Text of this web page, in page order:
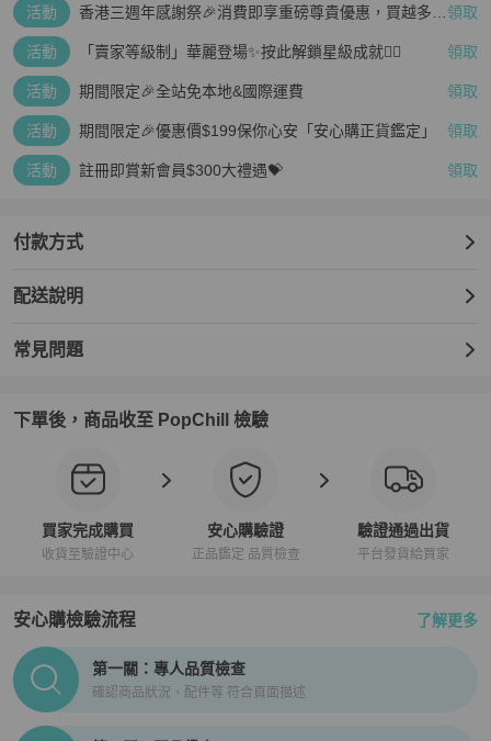
活動
香港三週年感謝祭🎉消費即享重磅尊貴優惠，買越多、 領取
活動 「賣家等級制」華麗登場✨按此解鎖星級成就👆🏻 領取
活動 期間限定🎉全站免本地&國際運費 領取
活動 期間限定🎉優惠價$199保你心安「安心購正貨鑑定」 領取
活動 註冊即賞新會員$300大禮遇💝 領取
付款方式
配送說明
常見問題
下單後，商品收至 PopChill 檢驗
買家完成購買
收貨至驗證中心
安心購驗證
正品鑑定 品質檢查
驗證通過出貨
平台發貨給買家
安心購檢驗流程 了解更多
PopChill拍拍圈正品驗證、安心購檢驗流程介紹
第一關：專人品質檢查
確認商品狀況、配件等 符合頁面描述